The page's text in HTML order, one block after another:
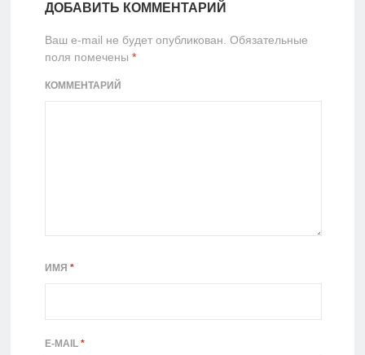
ДОБАВИТЬ КОММЕНТАРИЙ
Ваш e-mail не будет опубликован. Обязательные
поля помечены *
КОММЕНТАРИЙ
ИМЯ *
E-MAIL *